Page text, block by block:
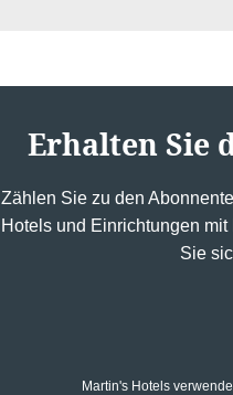
Erhalten Sie
Zählen Sie zu den
Hotels und Einrichtungen
Sie
Martin's Hotels